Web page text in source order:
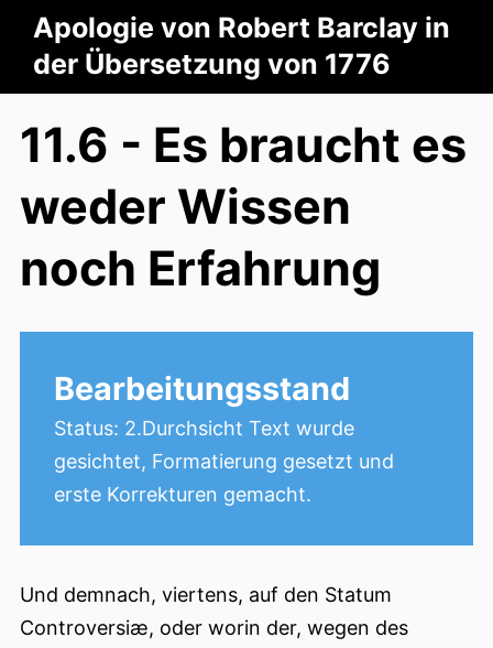
Apologie von Robert Barclay in
der Übersetzung von 1776
11.6 - Es braucht es
weder Wissen
noch Erfahrung
Bearbeitungsstand
Status: 2.Durchsicht Text wurde
gesichtet, Formatierung gesetzt und
erste Korrekturen gemacht.
Und demnach, viertens, auf den Statum
Controversiæ, oder worin der, wegen des